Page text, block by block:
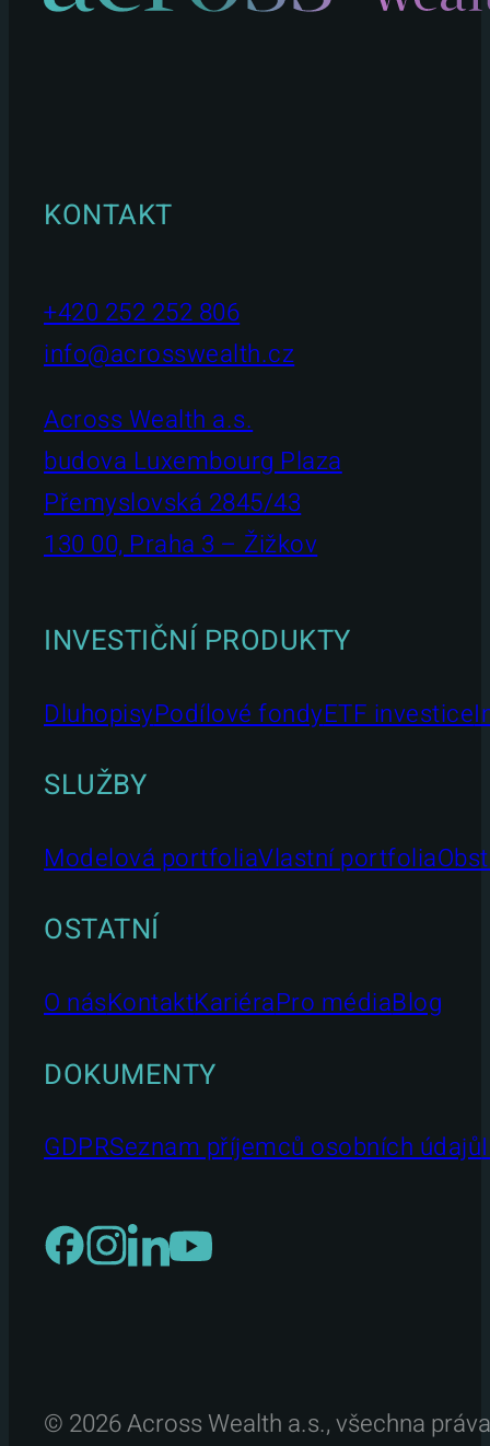
KONTAKT
+420 252 252 806
info@acrosswealth.cz
Across Wealth a.s.
budova Luxembourg Plaza
Přemyslovská 2845/43
130 00, Praha 3 – Žižkov
INVESTIČNÍ PRODUKTY
DluhopisyPodílové fondyETF investice
SLUŽBY
Modelová portfoliaVlastní portfolia
OSTATNÍ
O násKontaktKariéraPro médiaBlog
DOKUMENTY
GDPRSeznam příjemců osobních údajů
© 2026 Across Wealth a.s., všechna